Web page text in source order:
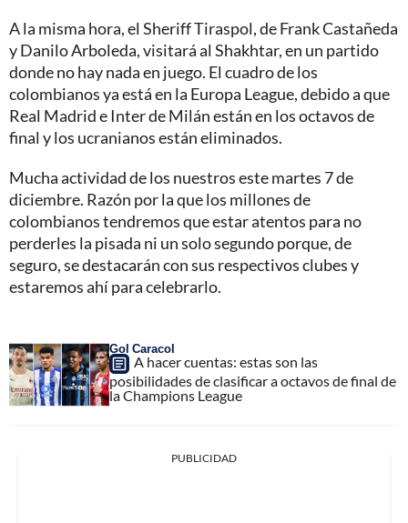
A la misma hora, el Sheriff Tiraspol, de Frank Castañeda
y Danilo Arboleda, visitará al Shakhtar, en un partido
donde no hay nada en juego. El cuadro de los
colombianos ya está en la Europa League, debido a que
Real Madrid e Inter de Milán están en los octavos de
final y los ucranianos están eliminados.
Mucha actividad de los nuestros este martes 7 de
diciembre. Razón por la que los millones de
colombianos tendremos que estar atentos para no
perderles la pisada ni un solo segundo porque, de
seguro, se destacarán con sus respectivos clubes y
estaremos ahí para celebrarlo.
Gol Caracol
A hacer cuentas: estas son las
posibilidades de clasificar a octavos de final de
la Champions League
PUBLICIDAD